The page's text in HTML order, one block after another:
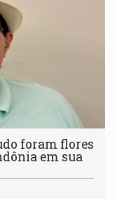
foram flores
em sua